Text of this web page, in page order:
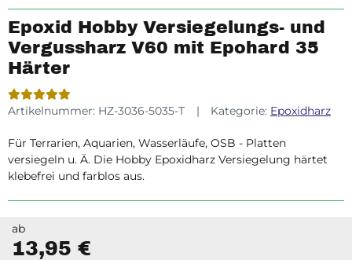
Epoxid Hobby Versiegelungs- und
Vergussharz V60 mit Epohard 35
Härter
Artikelnummer: HZ-3036-5035-T Kategorie: Epoxidharz
Für Terrarien, Aquarien, Wasserläufe, OSB - Platten
versiegeln u. Ä. Die Hobby Epoxidharz Versiegelung härtet
klebefrei und farblos aus.
ab
13,95 €